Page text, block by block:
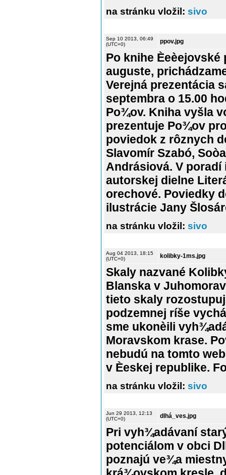
na stránku vložil: sivo
Sep 10 2013, 06:49
(UTC+0)
ppov.jpg
Po knihe
auguste,
Verejná prezentácia
septembra o 15.00
Po¾ov. Kniha vyšla
prezentuje Po¾ov
poviedok z rôznych
Slavomír Szabó,
Andrásiová. V
autorskej dielne
orechové. Poviedky
ilustrácie Jany
na stránku vložil: sivo
Aug 04 2013, 18:15
(UTC+0)
kolibky-1ms.jpg
Skaly nazvané
Blanska v
tieto skaly
podzemnej ríše
sme ukonèili
Moravskom krase.
nebudú na tomto
v Èeskej republike.
na stránku vložil: sivo
Jun 29 2013, 12:13
(UTC+0)
dlhá_ves.jpg
Pri vyh¾adávaní
potenciálom v obci
poznajú ve¾a